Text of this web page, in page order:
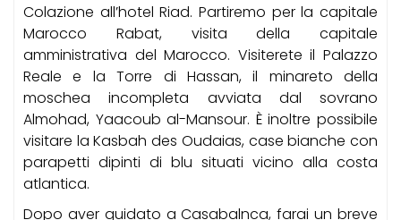
Colazione all’hotel Riad. Partiremo per la capitale
Marocco Rabat, visita della capitale
amministrativa del Marocco. Visiterete il Palazzo
Reale e la Torre di Hassan, il minareto della
moschea incompleta avviata dal sovrano
Almohad, Yaacoub al-Mansour. È inoltre possibile
visitare la Kasbah des Oudaias, case bianche con
parapetti dipinti di blu situati vicino alla costa
atlantica.
Dopo aver guidato a Casabalnca, farai un breve